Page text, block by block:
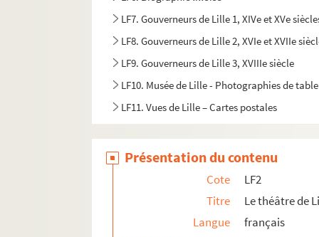
LF7. Gouverneurs de Lille 1, XIVe et XVe
LF8. Gouverneurs de Lille 2, XVIe et XVIIe
LF9. Gouverneurs de Lille 3, XVIIIe siècle
LF10. Musée de Lille - Photographies de
LF11. Vues de Lille – Cartes postales
LF13. Vues de Lille
LF14. Photographies du musée de Lille
LF15. Lille Ancienne et moderne - gravures,
LF16. Facultés catholiques de Lille
Présentation du contenu
Cote
LF2
Titre
Le théâtre de
Langue
français